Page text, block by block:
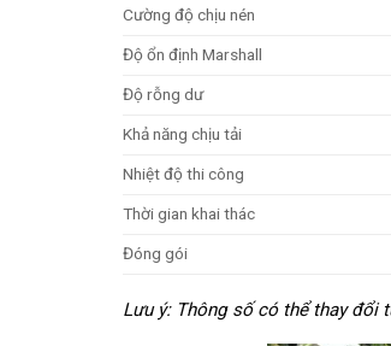
Cường độ chịu nén
Độ ổn định Marshall
Độ rỗng dư
Khả năng chịu tải
Nhiệt độ thi công
Thời gian khai thác
Đóng gói
Lưu ý: Thông số có thể thay đổi